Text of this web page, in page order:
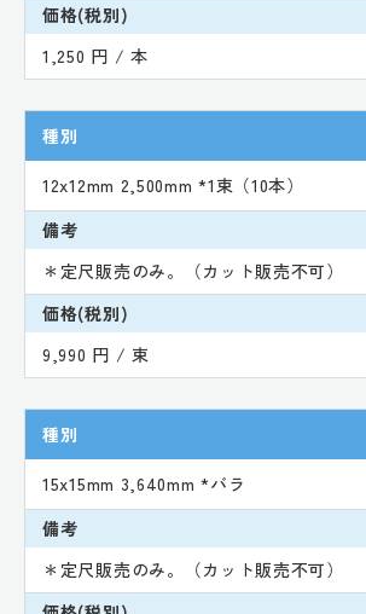
価格(税別)
1,250 円 / 本
種別
12x12mm 2,500mm *1束（10本）
備考
＊定尺販売のみ。（カット販売不可）
価格(税別)
9,990 円 / 束
種別
15x15mm 3,640mm *バラ
備考
＊定尺販売のみ。（カット販売不可）